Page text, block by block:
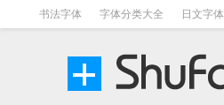
书法字体 字体分类大全 日文字体